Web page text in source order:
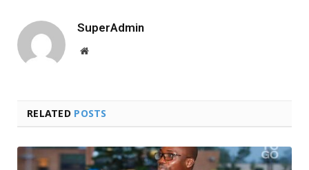
SuperAdmin
Website
RELATED POSTS